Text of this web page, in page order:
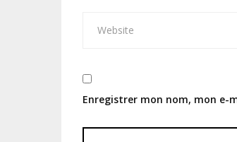
Enregistrer mon nom, mon e-